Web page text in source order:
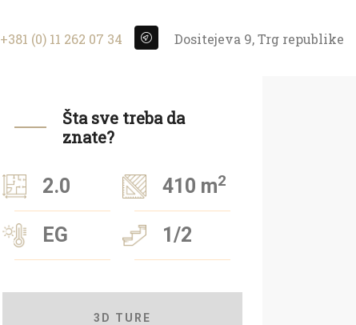
+381 (0) 11 262 07 34 Dositejeva 9, Trg republike
Šta sve treba da
znate?
2.0 410 m2
EG 1/2
3D TURE